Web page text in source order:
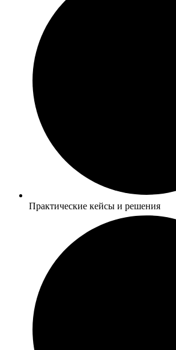
Практические кейсы и решения